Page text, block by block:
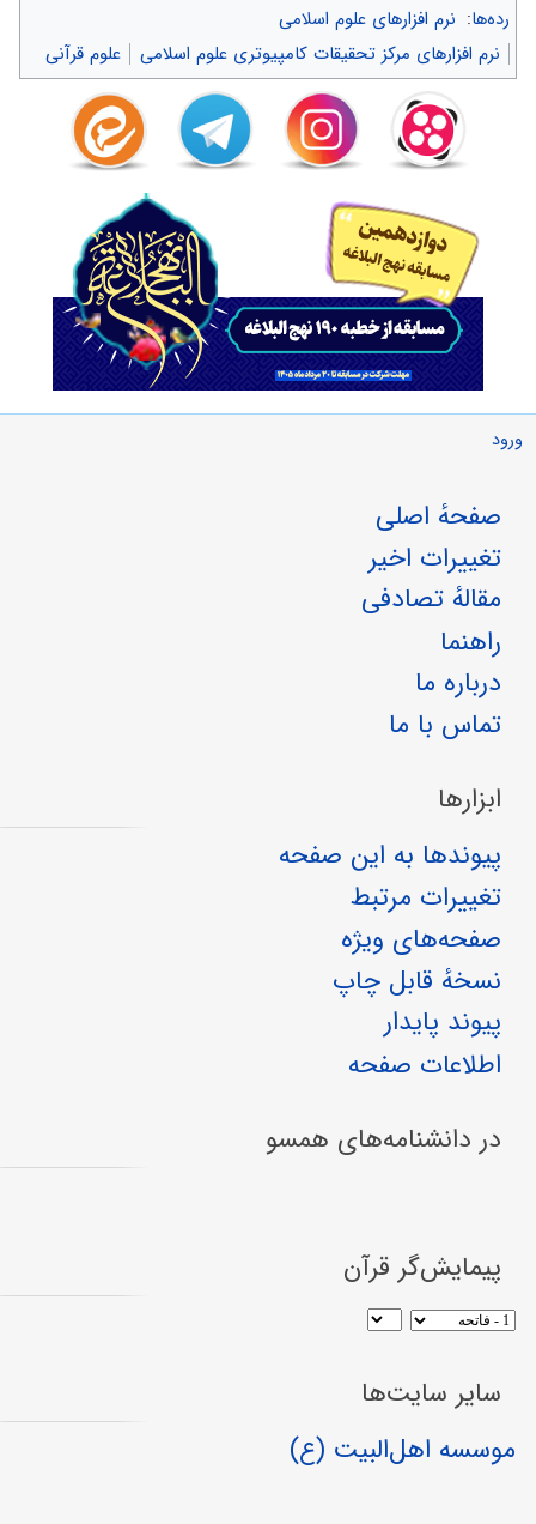
رده‌ها: نرم افزارهای علوم اسلامی
نرم افزارهای مرکز تحقیقات کامپیوتری علوم اسلامی
علوم قرآنی
ورود
صفحهٔ اصلی
تغییرات اخیر
مقالهٔ تصادفی
راهنما
درباره ما
تماس با ما
ابزارها
پیوندها به این صفحه
تغییرات مرتبط
صفحه‌های ویژه
نسخهٔ قابل چاپ
پیوند پایدار
اطلاعات صفحه
در دانشنامه‌های همسو
پیمایش‌گر قرآن
سایر سایت‌ها
موسسه اهل‌البیت (ع)